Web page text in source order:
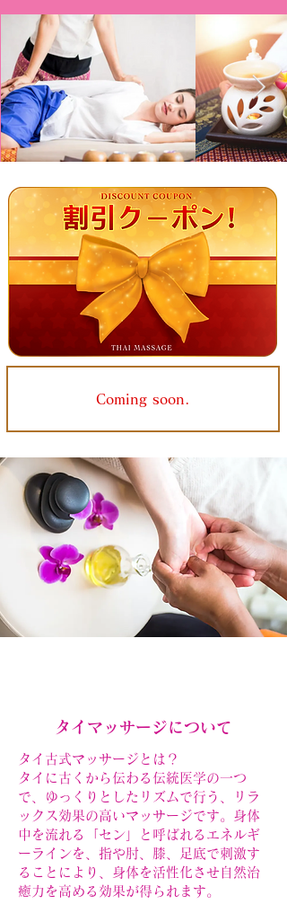
Coming soon.
タイマッサージについて
タイ古式マッサージとは？
タイに古くから伝わる伝統医学の一つ
で、ゆっくりとしたリズムで行う、リラ
ックス効果の高いマッサージです。身体
中を流れる「セン」と呼ばれるエネルギ
ーラインを、指や肘、膝、足底で刺激す
ることにより、身体を活性化させ自然治
癒力を高める効果が得られます。